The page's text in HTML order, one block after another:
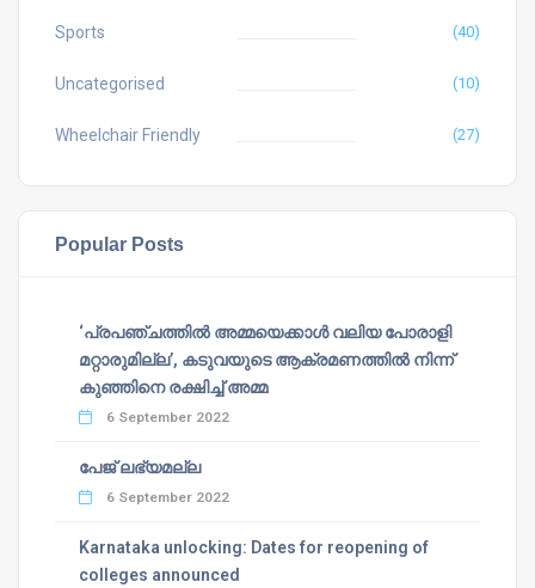
Sports (40)
Uncategorised (10)
Wheelchair Friendly (27)
Popular Posts
‘പ്രപഞ്ചത്തില്‍ അമ്മയെക്കാള്‍ വലിയ പോരാളി
മറ്റാരുമില്ല’, കടുവയുടെ ആക്രമണത്തില്‍ നിന്ന്
കുഞ്ഞിനെ രക്ഷിച്ച് അമ്മ
6 September 2022
പേജ് ലഭ്യമല്ല
6 September 2022
Karnataka unlocking: Dates for reopening of
colleges announced